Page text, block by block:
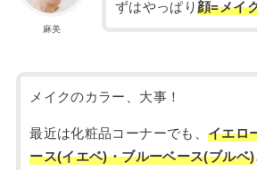
麻美
ずはやっぱり顔=メイ
メイクのカラー、大事！
最近は化粧品コーナーでも、イエロ
ース(イエベ)・ブルーベース(ブルベ)